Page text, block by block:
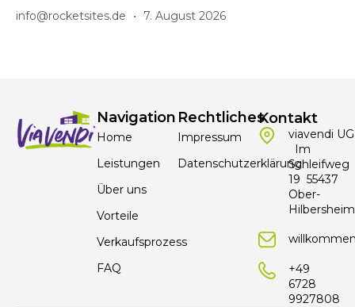
info@rocketsites.de 7. August 2026
Navigation
Home
Leistungen
Über uns
Vorteile
Verkaufsprozess
FAQ
Rechtliches
Impressum
Datenschutzerklärung
Kontakt
viavendi UG
Im
Schleifweg
19 55437
Ober-
Hilbersheim
+49
6728
9927808